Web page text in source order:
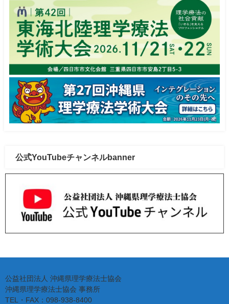
公式YouTubeチャンネルbanner
公益社団法人 沖縄県理学療法士協会
沖縄県理学療法士協会 事務所
TEL・FAX：098-938-8400